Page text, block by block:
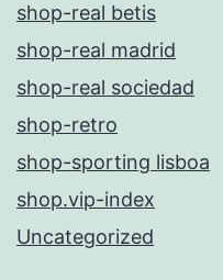
shop-real betis
shop-real madrid
shop-real sociedad
shop-retro
shop-sporting lisboa
shop.vip-index
Uncategorized